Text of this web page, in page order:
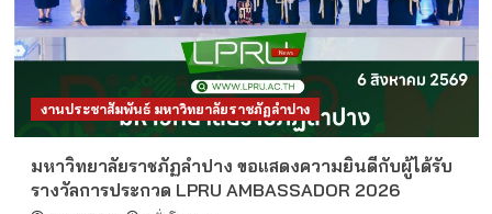
งานประชาสัมพันธ์ มหาวิทยาลัยราชภัฏลำปาง
มหาวิทยาลัยราชภัฏลำปาง ขอแสดงความยินดีกับผู้ได้รับ
รางวัลการประกวด LPRU AMBASSADOR 2026